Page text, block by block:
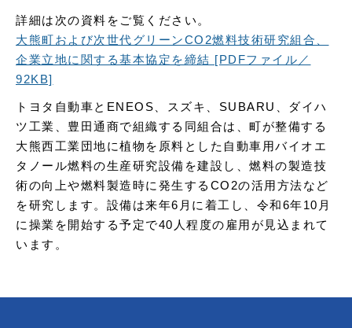
詳細は次の資料をご覧ください。
大熊町および次世代グリーンCO2燃料技術研究組合、
企業立地に関する基本協定を締結 [PDFファイル／
92KB]
トヨタ自動車とENEOS、スズキ、SUBARU、ダイハ
ツ工業、豊田通商で組織する同組合は、町が整備する
大熊西工業団地に植物を原料とした自動車用バイオエ
タノール燃料の生産研究設備を建設し、燃料の製造技
術の向上や燃料製造時に発生するCO2の活用方法など
を研究します。設備は来年6月に着工し、令和6年10月
に操業を開始する予定で40人程度の雇用が見込まれて
います。